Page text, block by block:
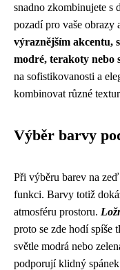
snadno zkombinujete s
pozadí pro vaše obrazy
výraznějším akcentu,
modré, terakoty nebo
na sofistikovanosti a
kombinovat různé
Výběr barvy
Při výběru barev na
funkci. Barvy totiž
atmosféru prostoru.
proto se zde hodí spíše
světle modrá nebo
podporují klidný